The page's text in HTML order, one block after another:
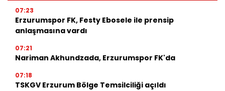
07:23
Erzurumspor FK, Festy Ebosele ile prensip
anlaşmasına vardı
07:21
Nariman Akhundzada, Erzurumspor FK'da
07:18
TSKGV Erzurum Bölge Temsilciliği açıldı